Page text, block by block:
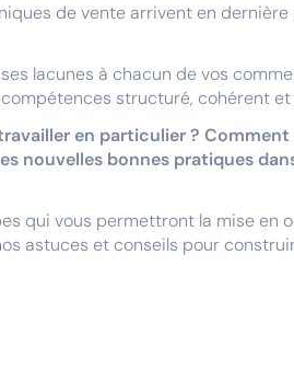
de vente arrivent en
lacunes à chacun de vos
structuré, cohérent
en particulier ?
bonnes pratiques
qui vous permettront la mise en
astuces et conseils pour